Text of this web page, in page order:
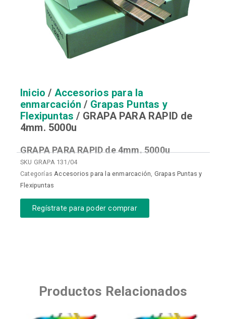
Inicio / Accesorios para la
enmarcación / Grapas Puntas y
Flexipuntas / GRAPA PARA RAPID de
4mm. 5000u
GRAPA PARA RAPID de 4mm. 5000u
SKU GRAPA 131/04
Categorías Accesorios para la enmarcación Grapas Puntas y
Flexipuntas
Regístrate para poder comprar
Productos Relacionados